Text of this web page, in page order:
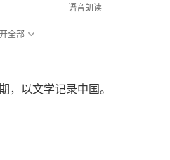
语音朗读
全部
，以文学记录中国。